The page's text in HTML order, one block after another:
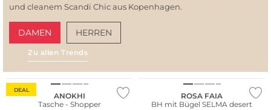
und cleanem Scandi Chic aus Kopenhagen.
DAMEN HERREN
Zu allen Trends
DEAL
ANOKHI
Tasche - Shopper
ROSA FAIA
BH mit Bügel SELMA desert